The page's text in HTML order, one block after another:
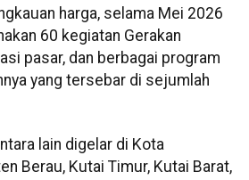
harga, selama Mei 2026
60 kegiatan Gerakan
pasar, dan berbagai program
yang tersebar di sejumlah
lain digelar di Kota
Berau, Kutai Timur, Kutai Barat,